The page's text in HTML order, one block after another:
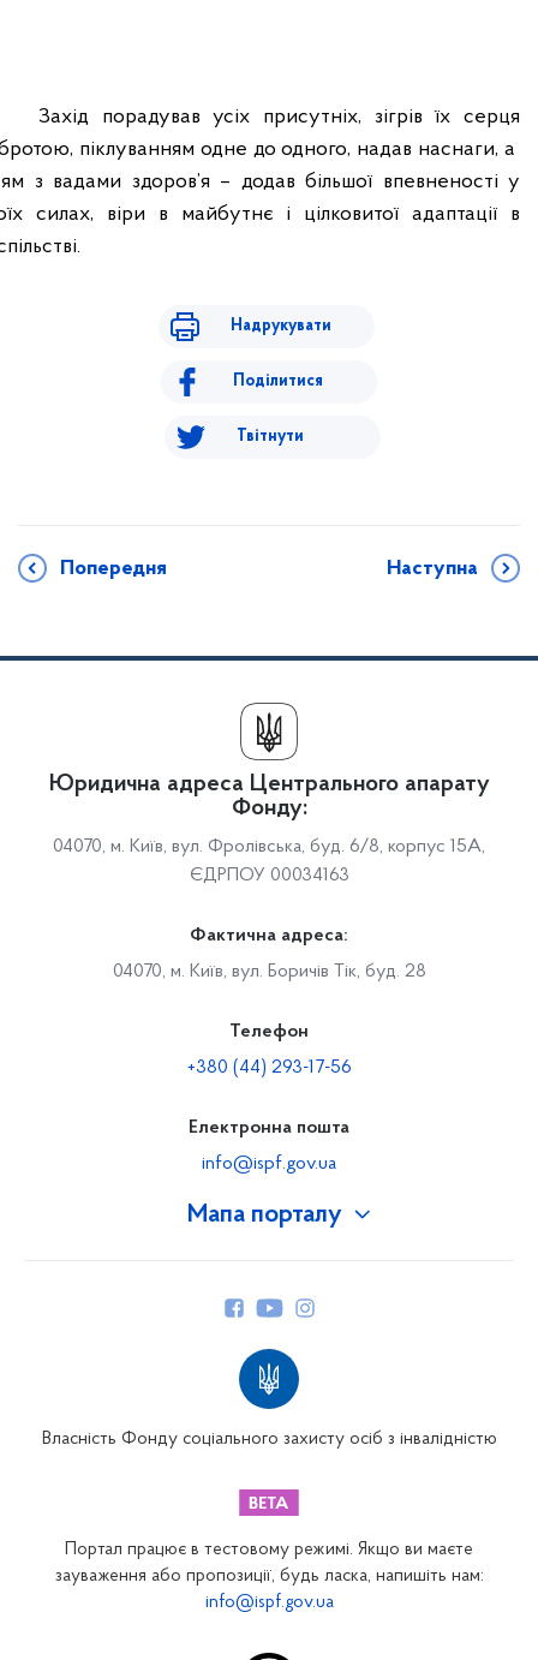
Захід порадував усіх присутніх, зігрів їх серця
піклуванням одне до одного, надав наснаги, а
з вадами здоров’я – додав більшої впевненості у
силах, віри в майбутнє і цілковитої адаптації в
Надрукувати
Поділитися
Твітнути
Попередня Наступна
Мапа порталу
Закарпатське відділення
Запорізьке відділення
Юридична адреса Центрального апарату
Фонду:
04070, м. Київ, вул. Фролівська, буд. 6/8, корпус 15А,
ЄДРПОУ 00034163
Фактична адреса:
04070, м. Київ, вул. Боричів Тік, буд. 28
Телефон
+380 (44) 293-17-56
Електронна пошта
info@ispf.gov.ua
Власність Фонду соціального захисту осіб з інвалідністю
Портал працює в тестовому режимі. Якщо ви маєте
зауваження або пропозиції, будь ласка, напишіть нам:
info@ispf.gov.ua